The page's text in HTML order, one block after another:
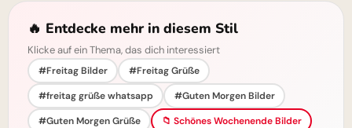
🔥 Entdecke mehr in diesem Stil
Klicke auf ein Thema, das dich interessiert
#Freitag Bilder
#Freitag Grüße
#freitag grüße whatsapp
#Guten Morgen Bilder
#Guten Morgen Grüße
📁 Schönes Wochenende Bilder